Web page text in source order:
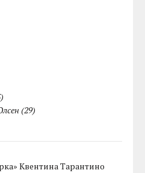
(29)
Квентина Тарантино